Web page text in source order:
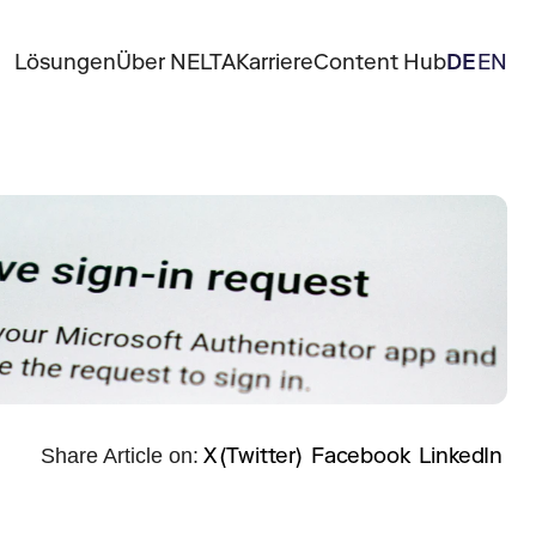
LösungenÜber NELTAKarriereContent HubDEEN
Share Article on: X (Twitter) Facebook LinkedIn